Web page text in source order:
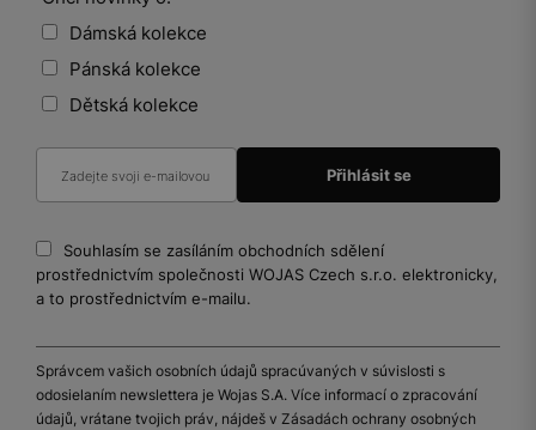
Dámská kolekce
Pánská kolekce
Dětská kolekce
Souhlasím se zasíláním obchodních sdělení
prostřednictvím společnosti WOJAS Czech s.r.o. elektronicky,
a to prostřednictvím e-mailu.
Správcem vašich osobních údajů spracúvaných v súvislosti s
odosielaním newslettera je Wojas S.A. Více informací o zpracování
údajů, vrátane tvojich práv, nájdeš v Zásadách ochrany osobných